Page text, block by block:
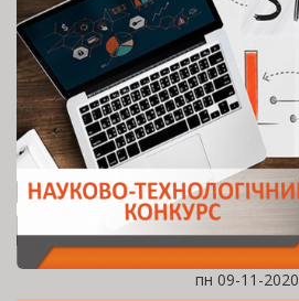
пн 09-11-2020